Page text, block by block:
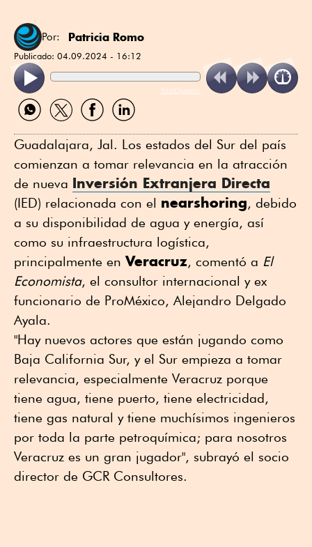
Por: Patricia Romo
Publicado: 04.09.2024 - 16:12
ReadSpeaker
Compartir
por
Compartir
por
Compartir
por
Compartir
por
Guadalajara, Jal. Los estados del Sur del país
comienzan a tomar relevancia en la atracción
de nueva Inversión Extranjera Directa
(IED) relacionada con el nearshoring, debido
a su disponibilidad de agua y energía, así
como su infraestructura logística,
principalmente enVeracruz, comentó a El
Economista, el consultor internacional y ex
funcionario de ProMéxico, Alejandro Delgado
Ayala.
"Hay nuevos actores que están jugando como
Baja California Sur, y el Sur empieza a tomar
relevancia, especialmente Veracruz porque
tiene agua, tiene puerto, tiene electricidad,
tiene gas natural y tiene muchísimos ingenieros
por toda la parte petroquímica; para nosotros
Veracruz es un gran jugador", subrayó el socio
director de GCR Consultores.